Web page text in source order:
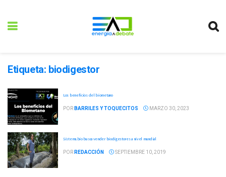
Etiqueta: biodigestor
Los beneficios del biometano
POR BARRILES Y TOQUECITOS MARZO 30, 2023
Sistema.bio busca vender biodigestores a nivel mundial
POR REDACCIÓN SEPTIEMBRE 10, 2019